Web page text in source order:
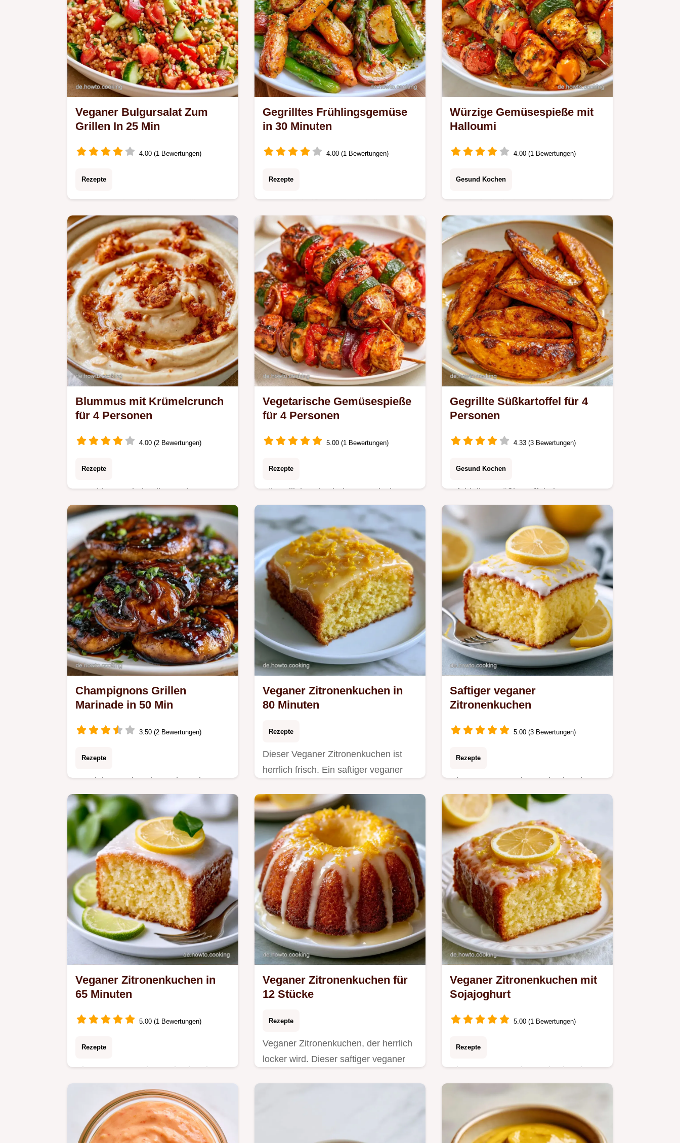
Veganer Bulgursalat Zum
Grillen In 25 Min
4.00 (1 Bewertungen)
Rezepte
Veganer Bulgursalat zum Grillen mit
frischem Gemüse: In nur 25 Minuten
fertig. Entdecken Sie hier mehr über
die Wirkung der verwendeten Zutaten
im Detail.
Gegrilltes Frühlingsgemüse
in 30 Minuten
4.00 (1 Bewertungen)
Rezepte
Kurz und heiß gegrillt wird dieses
Gegrilltes Frühlingsgemüse. Erfahren
Sie, warum dieses Gemüse gelingt, in
insgesamt 30 Minuten
Zubereitungszeit.
Würzige Gemüsespieße mit
Halloumi
4.00 (1 Bewertungen)
Gesund Kochen
Herzhafte Würzige Gemüsespieße mit
Röstnoten. Inklusive der Rezept
Details im Überblick für Ihr Timing.
Ideale Gemüsebeilagen zum Grillen
für Freunde.
Blummus mit Krümelcrunch
für 4 Personen
4.00 (2 Bewertungen)
Rezepte
Rauchig-cremig ist dieser Blummus
mit Krümelcrunch. Erfahren Sie mehr
in den entscheidenden Schritten. Ideal
als herzhafter Dip für Party-Platten.
Vegetarische Gemüsespieße
für 4 Personen
5.00 (1 Bewertungen)
Rezepte
Für Grillabende sind Vegetarische
Gemüsespieße ideal. Die Tipps unter
So gelingen die Spieße sorgen für
knackiges Gemüse mit rauchiger
Note.
Gegrillte Süßkartoffel für 4
Personen
4.33 (3 Bewertungen)
Gesund Kochen
Oft bleiben Süßkartoffeln im Kern
hart. Diese Gegrillte Süßkartoffel wird
ohne Vorkochen gar; inklusive einer
Tabelle mit Methode, Zeit und Textur.
Champignons Grillen
Marinade in 50 Min
3.50 (2 Bewertungen)
Rezepte
Bereit in 50 Min: Diese Champignons
Grillen Marinade sorgt für Aroma. Die
Sektion Warum diese Kombi
funktioniert erklärt die herzhafte
Kruste.
Veganer Zitronenkuchen in
80 Minuten
Rezepte
Dieser Veganer Zitronenkuchen ist
herrlich frisch. Ein saftiger veganer
Kastenkuchen Zitrone. Inklusive
Budget-Swap-Tabelle. 80 Min.
Saftiger veganer
Zitronenkuchen
5.00 (3 Bewertungen)
Rezepte
Dieser Veganer Zitronenkuchen ist
herrlich frisch. Ein fluffiger Veganer
Zitronenkuchen für die Kastenform.
Inklusive Budget-Tabelle für
Ersatzzutaten.
Veganer Zitronenkuchen in
65 Minuten
5.00 (1 Bewertungen)
Rezepte
Dieser Veganer Zitronenkuchen ist
ohne Ei und gelingt immer saftig.
Inklusive Temperatur-Tabelle für das
beste Ergebnis. In 65 Minuten auf
dem Tisch!
Veganer Zitronenkuchen für
12 Stücke
Rezepte
Veganer Zitronenkuchen, der herrlich
locker wird. Dieser saftiger veganer
Veganer Zitronenkuchen mit
Sojajoghurt
5.00 (1 Bewertungen)
Rezepte
Dieser Veganer Zitronenkuchen ist
herrlich frisch. Entdecken Sie saftige
Vegane Zitronenkuchen Rezepte inkl.
Budget-Swap-Tabelle. In 70 Minuten
bereit.